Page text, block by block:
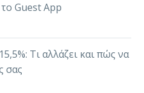
Guest App
Τι αλλάζει και πώς να
σας